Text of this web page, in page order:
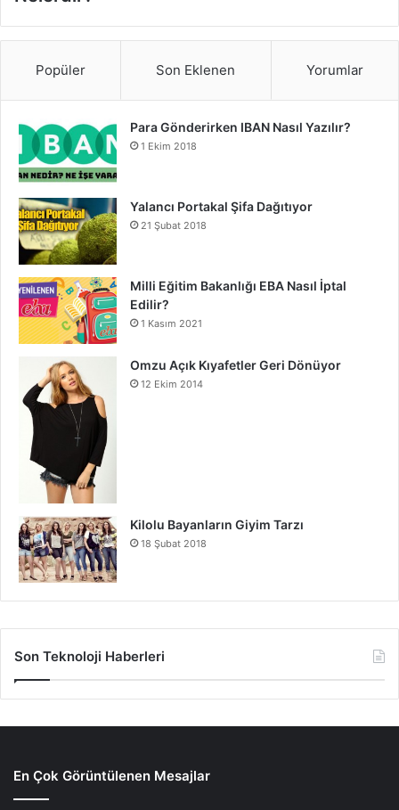
Popüler Son Eklenen Yorumlar
Para Gönderirken IBAN Nasıl Yazılır?
1 Ekim 2018
Yalancı Portakal Şifa Dağıtıyor
21 Şubat 2018
Milli Eğitim Bakanlığı EBA Nasıl İptal
Edilir?
1 Kasım 2021
Omzu Açık Kıyafetler Geri Dönüyor
12 Ekim 2014
Kilolu Bayanların Giyim Tarzı
18 Şubat 2018
Son Teknoloji Haberleri
En Çok Görüntülenen Mesajlar